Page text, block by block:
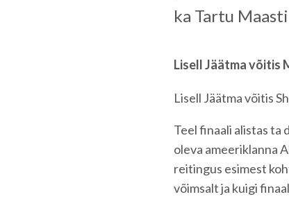
ka Tartu
Lisell Jäätma võitis
Lisell Jäätma võitis
Teel finaali alistas ta
oleva ameeriklanna
reitingus esimest
võimsalt ja kuigi